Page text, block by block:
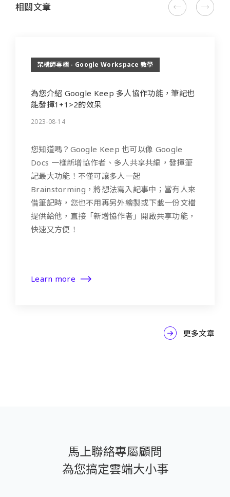
相關文章
架構師專欄 - Google Workspace 教學
為您介紹 Google Keep 多人協作功能，筆記也
能發揮1+1>2的效果
2023-08-14
您知道嗎？Google Keep 也可以像 Google
Docs 一樣新增協作者、多人共享共編，發揮筆
記最大功能！不僅可讓多人一起
Brainstorming，將想法寫入記事中；當有人來
借筆記時，您也不用再另外繪製或下載一份文檔
提供給他，直接「新增協作者」開啟共享功能，
快速又方便！
Learn more
更多文章
馬上聯絡專屬顧問
為您搞定雲端大小事